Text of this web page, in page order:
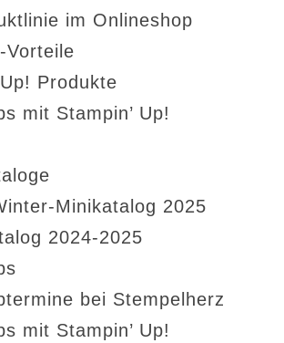
im Onlineshop
Vorteile
Produkte
mit Stampin’ Up!
Minikatalog 2025
2024-2025
bei Stempelherz
mit Stampin’ Up!